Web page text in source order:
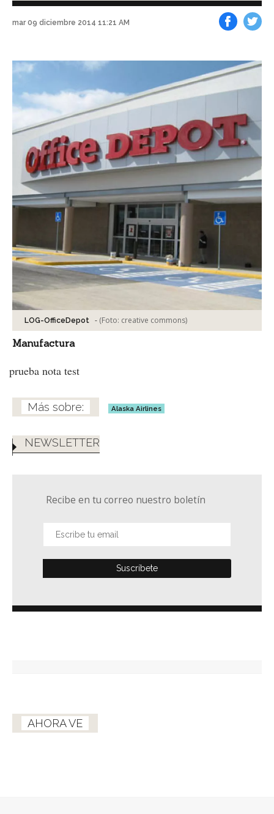
mar 09 diciembre 2014 11:21 AM
LOG-OfficeDepot - (Foto: creative commons)
Manufactura
prueba nota test
Alaska Airlines
NEWSLETTER
Recibe en tu correo nuestro boletín
AHORA VE